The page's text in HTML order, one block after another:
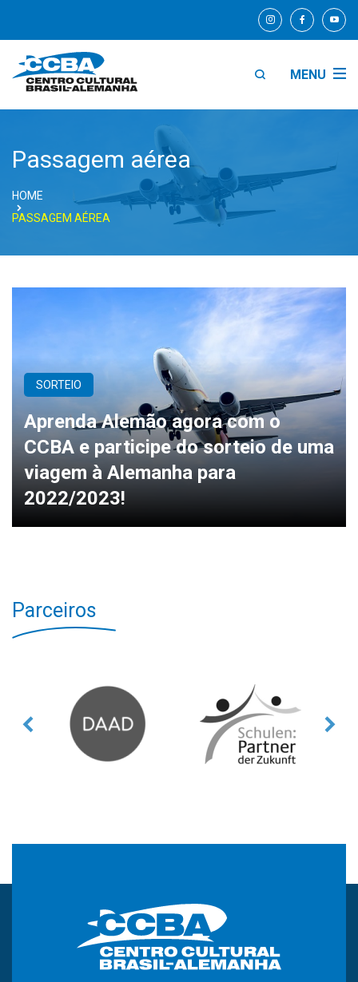
MENU
Passagem aérea
HOME
PASSAGEM AÉREA
SORTEIO
Aprenda Alemão agora com o
CCBA e participe do sorteio de uma
viagem à Alemanha para
2022/2023!
Parceiros